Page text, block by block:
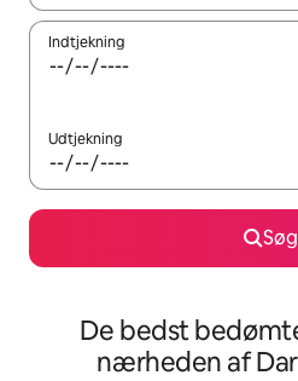
Indtjekning
Udtjekning
Søg
De bedst
nærheden af